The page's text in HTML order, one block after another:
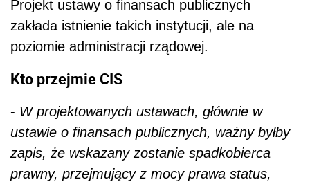
Projekt ustawy o finansach publicznych
zakłada istnienie takich instytucji, ale na
poziomie administracji rządowej.
Kto przejmie CIS
- W projektowanych ustawach, głównie w
ustawie o finansach publicznych, ważny byłby
zapis, że wskazany zostanie spadkobierca
prawny, przejmujący z mocy prawa status,